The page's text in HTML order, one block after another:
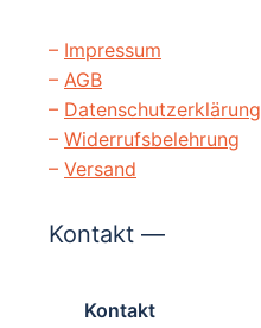
– Impressum
– AGB
– Datenschutzerklärung
– Widerrufsbelehrung
– Versand
Kontakt —
Kontakt